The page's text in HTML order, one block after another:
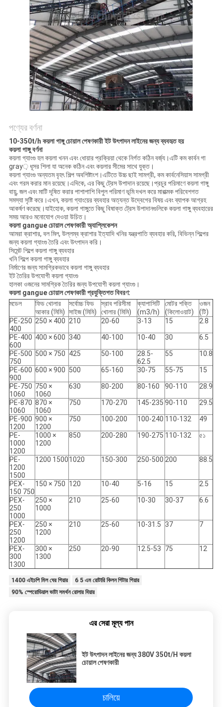
গোপনীয়তা
পণ্যের বর্ণনা
10-350t/h কয়লা গাঙ্গু চোয়াল পেষণকারী ইট উৎপাদন লাইনের জন্য ব্যবহৃত হয়
কয়লা গাঙ্গু বর্ণনা
কয়লা গ্যাংগু হল কয়লা খনন এবং ধোয়ার প্রক্রিয়া থেকে নির্গত কঠিন বর্জ্য।এটি কম কার্বন গা
gray় ধূসর শিলা যা অনেক কঠিন এবং কয়লার সীমের সাথে যুক্ত।
কয়লা গ্যাংগু অন্যতম বৃহৎ শিল্প অবশিষ্টাংশ।এটিতে উচ্চ ছাই সামগ্রী, কম কার্বনেসিয়াস সামগ্রী
এবং গরম করার মান রয়েছে।এদিকে, এর কিছু ট্রেস উপাদান রয়েছে।প্রচুর পরিমাণে কয়লা গাঙ্গু
বায়ু, জল এবং মাটি দূষিত করার পাশাপাশি বিপুল পরিমাণ ভূমি দখল করে মারাত্মক পরিবেশগত
সমস্যা সৃষ্টি করে।এখন, কয়লা গ্যাংয়ের ব্যবহার অত্যন্ত উদ্বেগের বিষয় এবং ব্যাপক আগ্রহ
আকর্ষণ করেছে।যাইহোক, কয়লা গাঙ্গুতে কিছু বিষাক্ত ট্রেস উপাদানগুলিকে কয়লা গাঙ্গু ব্যবহারের
সময় আরও মনোযোগ দেওয়া উচিত।
কয়লা gangue চোয়াল পেষণকারী অ্যাপ্লিকেশন
আমরা ক্রাশার, বল মিল, উল্লম্ব ক্রাশার ইত্যাদি খনির যন্ত্রপাতি ব্যবহার করি, বিভিন্ন শিল্পের
জন্য কয়লা গ্যাংগু তৈরি এবং উৎপাদন করি।
সিমেন্ট শিল্পে কয়লা গাঙ্গু ব্যবহার
খনি শিল্পে কয়লা গাঙ্গু ব্যবহার
নির্মাণের জন্য সামগ্রিকভাবে কয়লা গাঙ্গু ব্যবহার
ইট তৈরির উপযোগী কয়লা গ্যাংগু
হালকা ওজনের সামগ্রিক তৈরির জন্য উপযোগী কয়লা গ্যাংগু।
কয়লা gangue চোয়াল পেষণকারী প্রযুক্তিগত বিবরণ:
মডেল
ফিড খোলার
আকার (মিমি)
সর্বোচ্চ ফিড
সাইজ (মিমি)
স্রাব পরিসীমা
খোলার (মিমি)
ক্যাপাসিটি
(m3/h)
মোটর শক্তি
(কিলোওয়াট)
ওজন
(টি)
PE-250
400
250 × 400 210 20-60 3-13 15 2.8
PE-400
600
400 × 600 340 40-100 10-40 30 6.5
PE-500
750
500 × 750 425 50-100
28.5-
62.5
55 10.8
PE-600
900
600 × 900 500 65-160 30-75 55-75 15
PE-750
1060
750 ×
1060
630 80-200 80-160 90-110 28.9
PE-870
1060
870 ×
1060
750 170-270 145-235 90-110 29.5
PE-900
1200
900 ×
1200
750 100-200 100-240 110-132 49
PE-
1000
1200
1000 ×
1200
850 200-280 190-275 110-132 ৫১
PE-
1200
1500
1200 15001020 150-300 250-500 200 88.5
PEX-
150 750
150 × 750 120 10-40 5-16 15 2.5
PEX-
250
1000
250 ×
1000
210 25-60 10-30 30-37 6.6
PEX-
250
1200
250 ×
1200
210 25-60 10-31.5 37 7
PEX-
300
1300
300 ×
1300
250 20-90 12.5-53 75 12
1400 এইচপি মিল ঘের গিয়ার
6 5 এম রোটারি কিলন গিটার গিয়ার
90% স্পেরোডিয়াল ভাটা সমর্থন রোলার বিয়ার
এর সেরা মূল্য পান
ইট উৎপাদন লাইনের জন্য 380V 350t/H কয়লা
চোয়াল পেষণকারী
চালিয়ে